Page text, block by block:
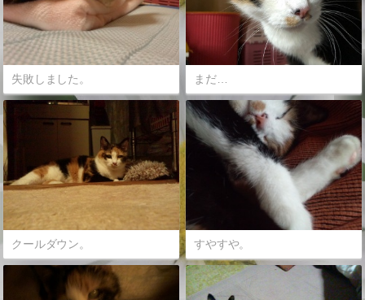
失敗しました。 まだ…
クールダウン。 すやすや。